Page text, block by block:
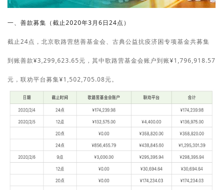
一、善款募集（截止2020年3月6日24点）
截止24点，北京歌路营慈善基金会、古典公益抗疫济困专项基金共募集
到账善款¥3,299,623.65元，其中歌路营基金会账户到账¥1,796,918.57
元，联劝平台募集¥1,502,705.08元。